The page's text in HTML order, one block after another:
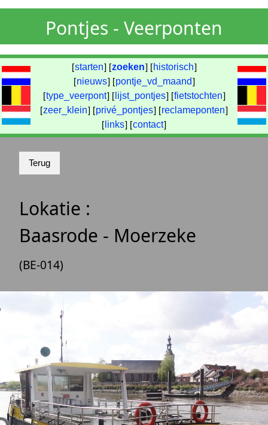
Pontjes - Veerponten
[starten] [zoeken] [ historisch]
[nieuws] [pontje_vd_maand]
[type_veerpont] [ lijst_pontjes] [fietstochten]
[zeer_klein] [privé_pontjes] [reclameponten]
[ links] [contact]
Lokatie :
Baasrode - Moerzeke
(BE-014)